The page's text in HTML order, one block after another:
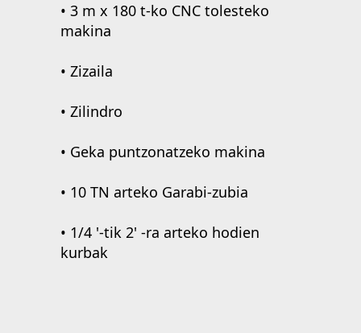
• 3 m x 180 t-ko CNC tolesteko
makina
• Zizaila
• Zilindro
• Geka puntzonatzeko makina
• 10 TN arteko Garabi-zubia
• 1/4 '-tik 2' -ra arteko hodien
kurbak